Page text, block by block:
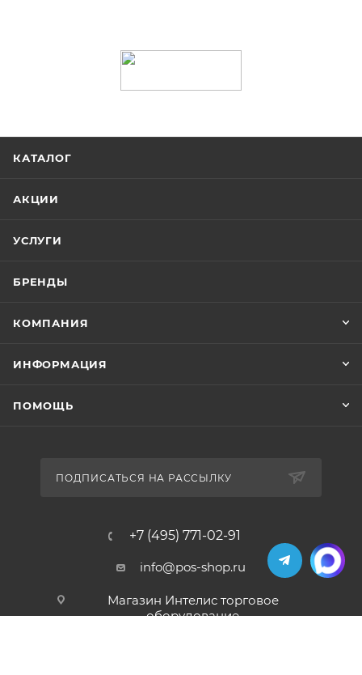
КАТАЛОГ
АКЦИИ
УСЛУГИ
БРЕНДЫ
КОМПАНИЯ
ИНФОРМАЦИЯ
ПОМОЩЬ
ПОДПИСАТЬСЯ НА РАССЫЛКУ
+7 (495) 771-02-91
info@pos-shop.ru
Магазин Интелис торговое
оборудование